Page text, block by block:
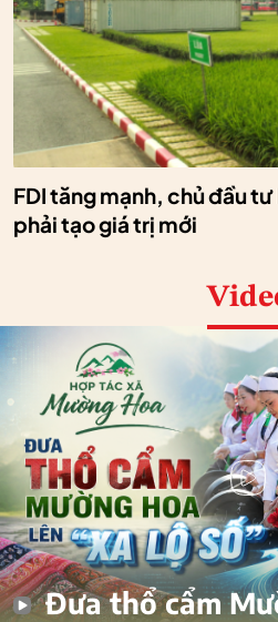
FDI tăng mạnh, chủ đầu
phải tạo giá trị mới
Đưa thổ cẩm